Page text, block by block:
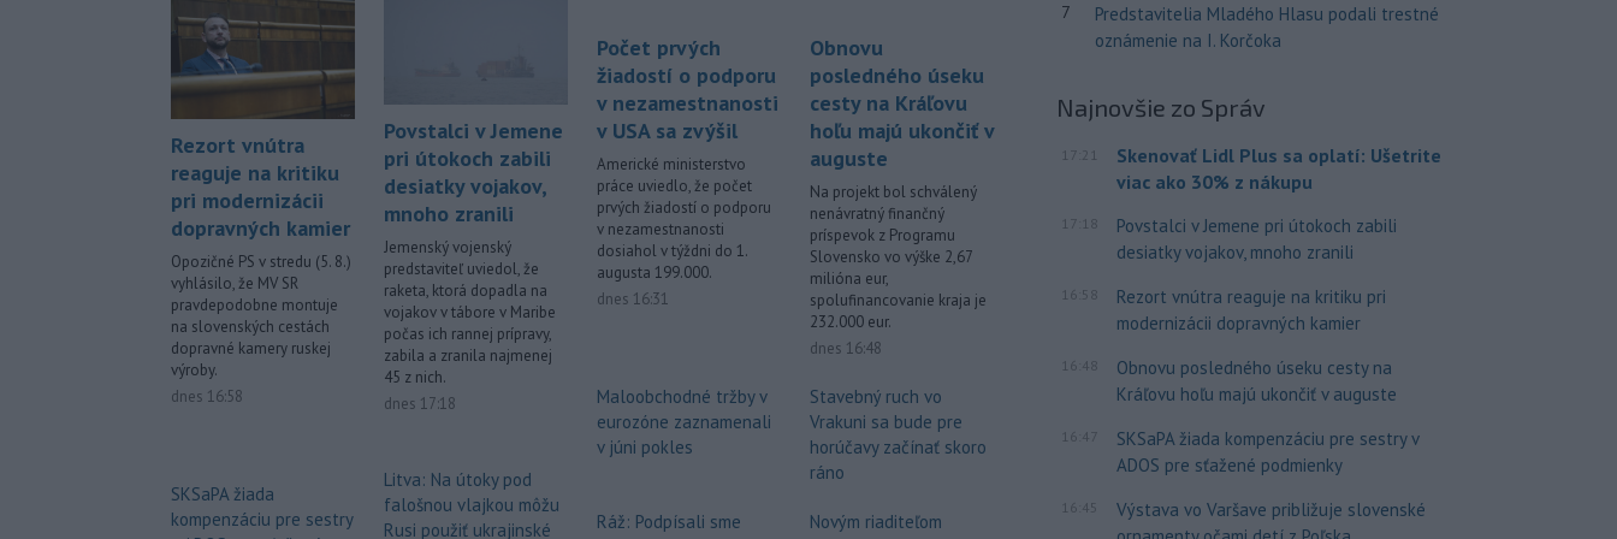
- Slovensko pomáha Maďarsku
s vodou, pretože naši južní susedia
zápasia s kritickou situáciou na Dunaji a
v hre je aj možné odstavenie jadrovej
elektrárne.
Rezort vnútra
reaguje na kritiku
pri modernizácii
dopravných kamier
Opozičné PS v stredu (5. 8.)
vyhlásilo, že MV SR
pravdepodobne montuje
na slovenských cestách
dopravné kamery ruskej
výroby.
dnes 16:58
SKSaPA žiada
kompenzáciu pre sestry
Povstalci v Jemene
pri útokoch zabili
desiatky vojakov,
mnoho zranili
Jemenský vojenský
predstaviteľ uviedol, že
raketa, ktorá dopadla na
vojakov v tábore v Maribe
počas ich rannej prípravy,
zabila a zranila najmenej
45 z nich.
dnes 17:18
Litva: Na útoky pod
falošnou vlajkou môžu
Rusi použiť ukrajinské
Počet prvých
žiadostí o podporu
v nezamestnanosti
v USA sa zvýšil
Americké ministerstvo
práce uviedlo, že počet
prvých žiadostí o podporu
v nezamestnanosti
dosiahol v týždni do 1.
augusta 199.000.
dnes 16:31
Maloobchodné tržby v
eurozóne zaznamenali
v júni pokles
Ráž: Podpísali sme
Obnovu
posledného úseku
cesty na Kráľovu
hoľu majú ukončiť v
auguste
Na projekt bol schválený
nenávratný finančný
príspevok z Programu
Slovensko vo výške 2,67
milióna eur,
spolufinancovanie kraja je
232.000 eur.
dnes 16:48
Stavebný ruch vo
Vrakuni sa bude pre
horúčavy začínať skoro
ráno
Novým riaditeľom
7
Predstavitelia Mladého Hlasu podali trestné
oznámenie na I. Korčoka
Najnovšie zo Správ
17:21
Skenovať Lidl Plus sa oplatí: Ušetrite
viac ako 30% z nákupu
17:18
Povstalci v Jemene pri útokoch zabili
desiatky vojakov, mnoho zranili
16:58
Rezort vnútra reaguje na kritiku pri
modernizácii dopravných kamier
16:48
Obnovu posledného úseku cesty na
Kráľovu hoľu majú ukončiť v auguste
16:47
SKSaPA žiada kompenzáciu pre sestry v
ADOS pre sťažené podmienky
16:45
Výstava vo Varšave približuje slovenské